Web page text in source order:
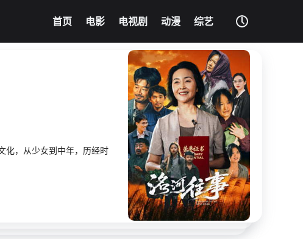
首页 电影 电视剧 动漫 综艺
影片大全
我的影片记录
化，从少女到中年，历经时